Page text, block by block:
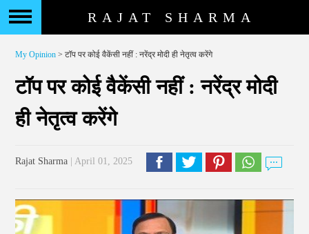
RAJAT SHARMA
My Opinion > टॉप पर कोई वैकेंसी नहीं : नरेंद्र मोदी ही नेतृत्व करेंगे
टॉप पर कोई वैकेंसी नहीं : नरेंद्र मोदी
ही नेतृत्व करेंगे
Rajat Sharma | April 01, 2025